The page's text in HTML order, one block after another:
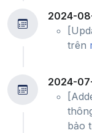
2024-
trên
2024-
bảo